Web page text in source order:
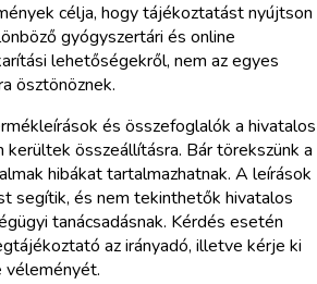
célja, hogy tájékoztatást nyújtson
gyógyszertári és online
lehetőségekről, nem az egyes
ösztönöznek.
és összefoglalók a hivatalos
kerültek összeállításra. Bár törekszünk a
hibákat tartalmazhatnak. A leírások
segítik, és nem tekinthetők hivatalos
tanácsadásnak. Kérdés esetén
az irányadó, illetve kérje ki
véleményét.